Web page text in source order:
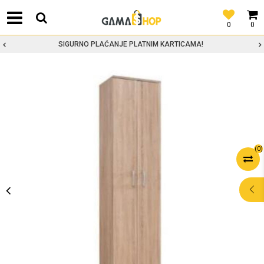
0
0
SIGURNO PLAĆANJE PLATNIM KARTICAMA!
(0)